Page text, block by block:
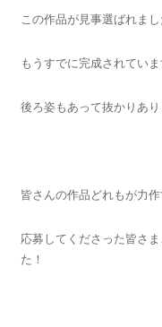
この作品が見事選ばれまし
もうすでに完成されていま
後ろ姿もあって抜かりあり
皆さんの作品どれもが力
応募してくださった皆さ
た！